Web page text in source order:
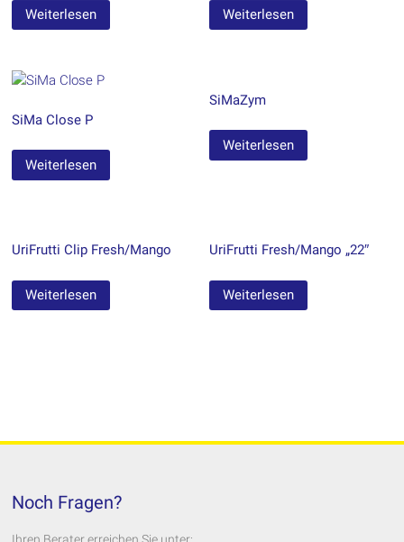
Weiterlesen Weiterlesen
SiMa Close P
Weiterlesen
SiMaZym
Weiterlesen
UriFrutti Clip Fresh/Mango
Weiterlesen
UriFrutti Fresh/Mango „22″
Weiterlesen
Noch Fragen?